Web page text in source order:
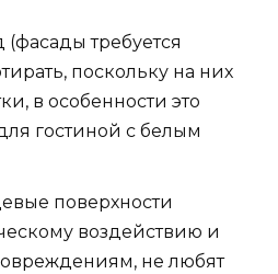
требуется
поскольку на них
в особенности это
гостиной с белым
поверхности
воздействию и
не любят